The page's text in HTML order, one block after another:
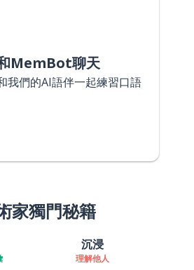
MemBot聊天
我們的AI語伴一起練習口語
家獨門秘籍
沉浸
理解他人